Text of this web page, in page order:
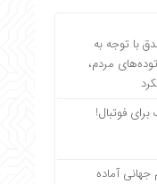
با توجه به
مردم،
فوتبال!
جهانی آماده